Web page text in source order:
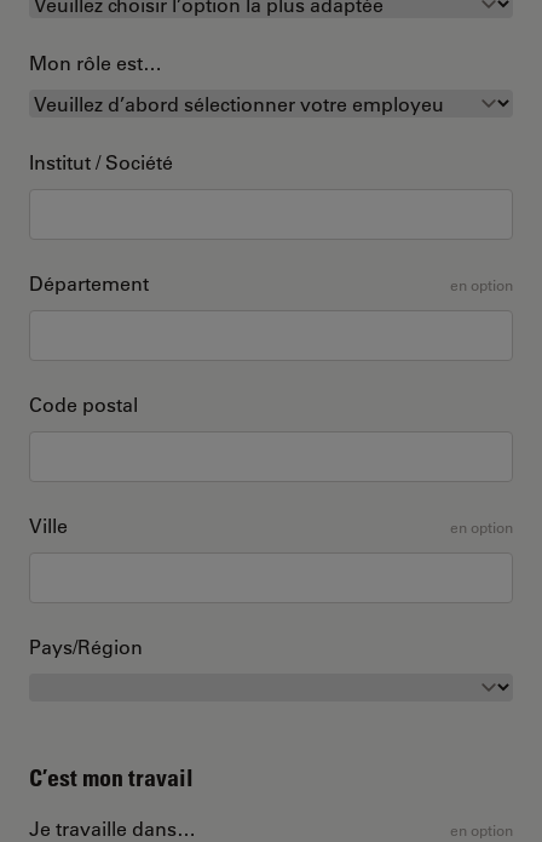
Mon rôle est…
Institut / Société
Département en option
Code postal
Ville en option
Pays/Région
C’est mon travail
Je travaille dans… en option